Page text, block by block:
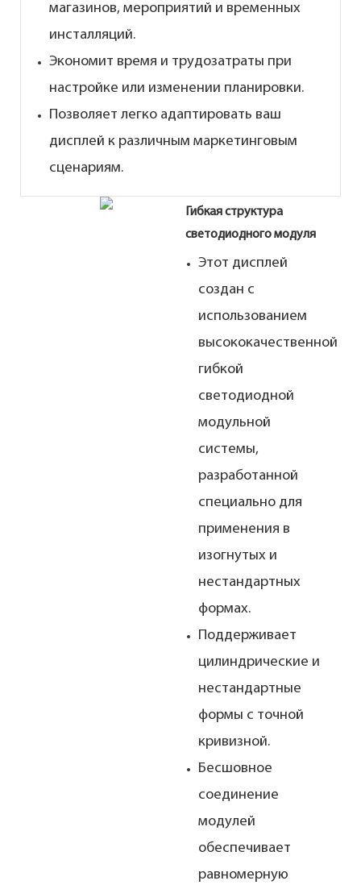
магазинов, мероприятий и временных
инсталляций.
Экономит время и трудозатраты при
настройке или изменении планировки.
Позволяет легко адаптировать ваш
дисплей к различным маркетинговым
сценариям.
Гибкая структура
светодиодного модуля
Этот дисплей
создан с
использованием
высококачественной
гибкой
светодиодной
модульной
системы,
разработанной
специально для
применения в
изогнутых и
нестандартных
формах.
Поддерживает
цилиндрические и
нестандартные
формы с точной
кривизной.
Бесшовное
соединение
модулей
обеспечивает
равномерную